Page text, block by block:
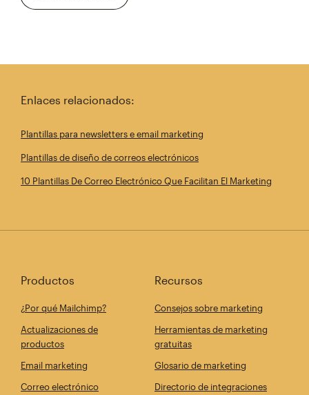
Enlaces relacionados:
Plantillas para newsletters e email marketing
Plantillas de diseño de correos electrónicos
10 Plantillas De Correo Electrónico Que Facilitan El Marketing
Productos
¿Por qué Mailchimp?
Actualizaciones de
productos
Email marketing
Correo electrónico
Recursos
Consejos sobre marketing
Herramientas de marketing
gratuitas
Glosario de marketing
Directorio de integraciones